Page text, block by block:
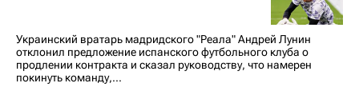
Украинский вратарь мадридского "Реала" Андрей Лунин
отклонил предложение испанского футбольного клуба о
продлении контракта и сказал руководству, что намерен
покинуть команду,...